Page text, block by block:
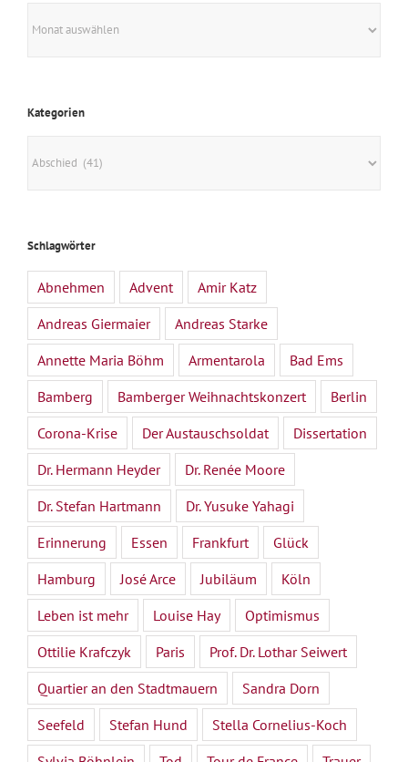
Kategorien
Schlagwörter
Abnehmen Advent
Amir Katz
Andreas Giermaier
Andreas Starke
Annette Maria Böhm
Armentarola
Bad Ems
Bamberg
Bamberger Weihnachtskonzert
Berlin
Corona-Krise
Der Austauschsoldat
Dissertation
Dr. Hermann Heyder
Dr. Renée Moore
Dr. Stefan Hartmann
Dr. Yusuke Yahagi
Erinnerung
Essen Frankfurt
Glück
Hamburg
José Arce Jubiläum
Köln
Leben ist mehr
Louise Hay
Optimismus
Ottilie Krafczyk
Paris
Prof. Dr. Lothar Seiwert
Quartier an den Stadtmauern
Sandra Dorn
Seefeld
Stefan Hund
Stella Cornelius-Koch